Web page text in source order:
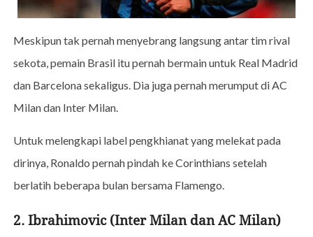
Meskipun tak pernah menyebrang langsung antar tim rival
sekota, pemain Brasil itu pernah bermain untuk Real Madrid
dan Barcelona sekaligus. Dia juga pernah merumput di AC
Milan dan Inter Milan.
Untuk melengkapi label pengkhianat yang melekat pada
dirinya, Ronaldo pernah pindah ke Corinthians setelah
berlatih beberapa bulan bersama Flamengo.
2. Ibrahimovic (Inter Milan dan AC Milan)